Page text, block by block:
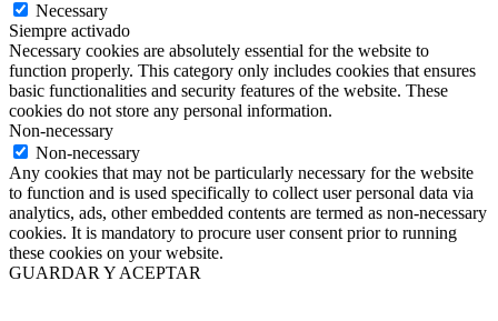
Necessary
Siempre activado
Necessary cookies are absolutely essential for the website to
function properly. This category only includes cookies that ensures
basic functionalities and security features of the website. These
cookies do not store any personal information.
Non-necessary
Non-necessary
Any cookies that may not be particularly necessary for the website
to function and is used specifically to collect user personal data via
analytics, ads, other embedded contents are termed as non-necessary
cookies. It is mandatory to procure user consent prior to running
these cookies on your website.
GUARDAR Y ACEPTAR